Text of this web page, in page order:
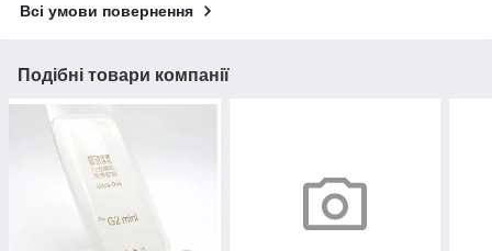
Всі умови повернення
Подібні товари компанії